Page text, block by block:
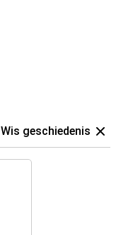
Wis geschiedenis